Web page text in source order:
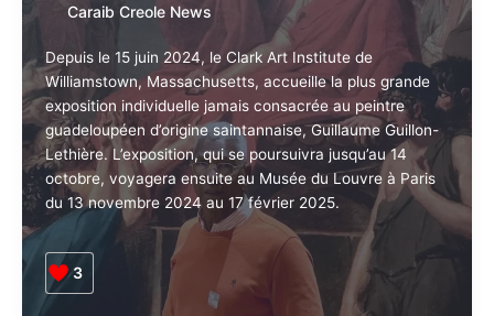
Caraib Creole News
Depuis le 15 juin 2024, le Clark Art Institute de
Williamstown, Massachusetts, accueille la plus grande
exposition individuelle jamais consacrée au peintre
guadeloupéen d’origine saintannaise, Guillaume Guillon-
Lethière. L’exposition, qui se poursuivra jusqu’au 14
octobre, voyagera ensuite au Musée du Louvre à Paris
du 13 novembre 2024 au 17 février 2025.
3